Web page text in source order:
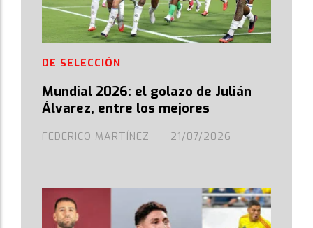
Mundial 2026: el golazo de Julián
Álvarez, entre los mejores
FEDERICO MARTÍNEZ
DE SELECCIÓN
21/07/2026